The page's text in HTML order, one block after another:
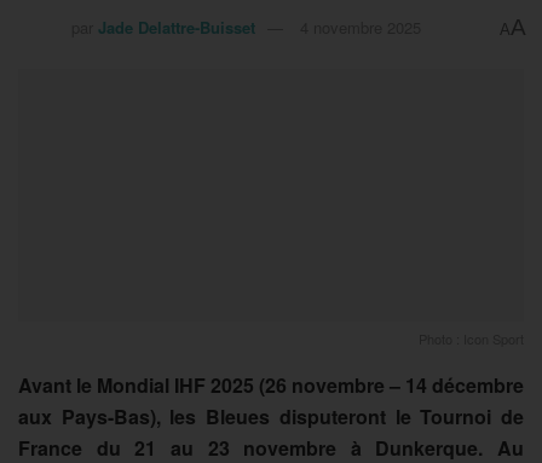
Jade Delattre-Buisset AA
Avant le Mondial IHF 2025 (26 novembre – 14 décembre
aux Pays-Bas), les Bleues disputeront le Tournoi de
France du 21 au 23 novembre à Dunkerque. Au